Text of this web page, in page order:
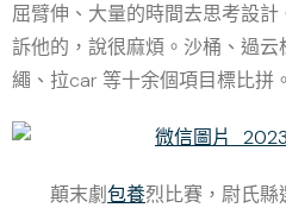
屈臂伸、大量的時間去思考設
訴他的，說很麻煩。沙桶、過
繩、拉car 等十余個項目標比拼。
顛末劇包養烈比賽，尉氏縣